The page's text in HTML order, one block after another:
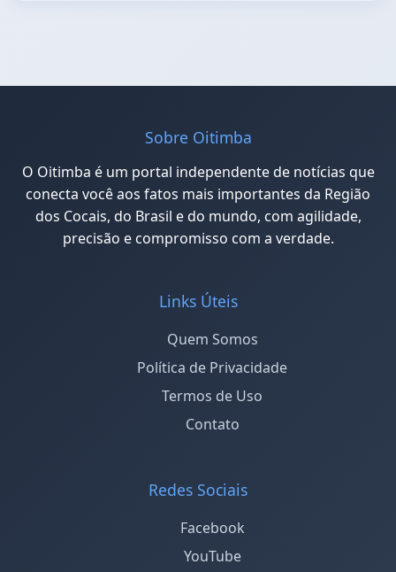
Sobre Oitimba
O Oitimba é um portal independente de notícias que
conecta você aos fatos mais importantes da Região
dos Cocais, do Brasil e do mundo, com agilidade,
precisão e compromisso com a verdade.
Links Úteis
Quem Somos
Política de Privacidade
Termos de Uso
Contato
Redes Sociais
Facebook
YouTube